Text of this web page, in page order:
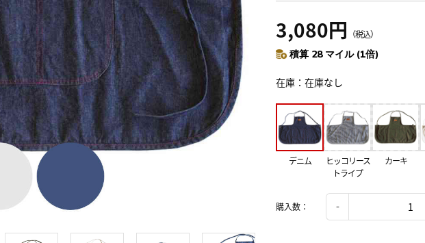
3,080円 （税込）
積算 28 マイル (1倍)
在庫 在庫なし
デニム
ヒッコリース
トライプ
カーキ
購入数：